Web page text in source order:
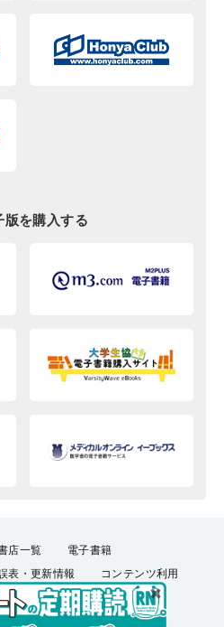
版を購入する
店一覧
電子書籍
表・更新情報
コンテンツ利用
ー
羊土社会員規約
のSNS・メールマガジン